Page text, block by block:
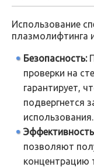
Использование
плазмолифтинга
Безопасность:
проверки на
гарантирует,
подвергнется
использования.
позволяют
концентрацию